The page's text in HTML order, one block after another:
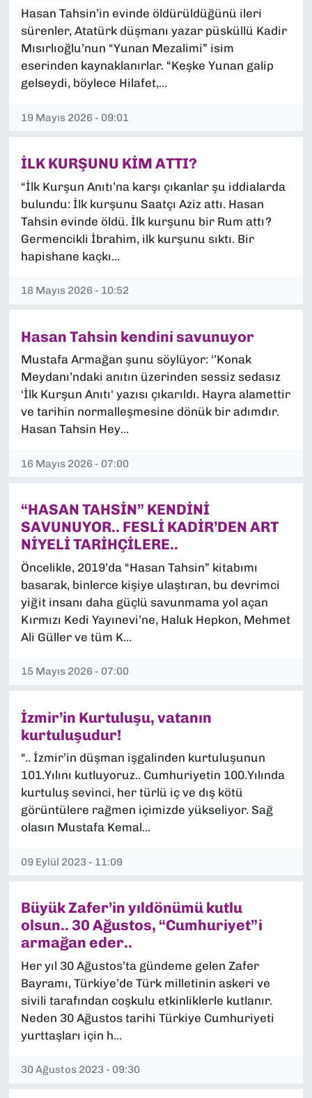
Hasan Tahsin’in evinde öldürüldüğünü ileri
sürenler, Atatürk düşmanı yazar püsküllü Kadir
Mısırlıoğlu’nun “Yunan Mezalimi” isim
eserinden kaynaklanırlar. “Keşke Yunan galip
gelseydi, böylece Hilafet,...
19 Mayıs 2026 - 09:01
İLK KURŞUNU KİM ATTI?
“İlk Kurşun Anıtı’na karşı çıkanlar şu iddialarda
bulundu: İlk kurşunu Saatçı Aziz attı. Hasan
Tahsin evinde öldü. İlk kurşunu bir Rum attı?
Germencikli İbrahim, ilk kurşunu sıktı. Bir
hapishane kaçkı...
18 Mayıs 2026 - 10:52
Hasan Tahsin kendini savunuyor
Mustafa Armağan şunu söylüyor: ‘’Konak
Meydanı’ndaki anıtın üzerinden sessiz sedasız
‘İlk Kurşun Anıtı' yazısı çıkarıldı. Hayra alamettir
ve tarihin normalleşmesine dönük bir adımdır.
Hasan Tahsin Hey...
16 Mayıs 2026 - 07:00
“HASAN TAHSİN” KENDİNİ
SAVUNUYOR.. FESLİ KADİR’DEN ART
NİYELİ TARİHÇİLERE..
Öncelikle, 2019’da “Hasan Tahsin” kitabımı
basarak, binlerce kişiye ulaştıran, bu devrimci
yiğit insanı daha güçlü savunmama yol açan
Kırmızı Kedi Yayınevi’ne, Haluk Hepkon, Mehmet
Ali Güller ve tüm K...
15 Mayıs 2026 - 07:00
İzmir’in Kurtuluşu, vatanın
kurtuluşudur!
“.. İzmir’in düşman işgalinden kurtuluşunun
101.Yılını kutluyoruz.. Cumhuriyetin 100.Yılında
kurtuluş sevinci, her türlü iç ve dış kötü
görüntülere rağmen içimizde yükseliyor. Sağ
olasın Mustafa Kemal...
09 Eylül 2023 - 11:09
Büyük Zafer’in yıldönümü kutlu
olsun.. 30 Ağustos, “Cumhuriyet”i
armağan eder..
Her yıl 30 Ağustos’ta gündeme gelen Zafer
Bayramı, Türkiye’de Türk milletinin askeri ve
sivili tarafından coşkulu etkinliklerle kutlanır.
Neden 30 Ağustos tarihi Türkiye Cumhuriyeti
yurttaşları için h...
30 Ağustos 2023 - 09:30